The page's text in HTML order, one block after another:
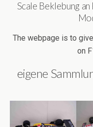
Scale Beklebung
The webpage is to
on
eigene